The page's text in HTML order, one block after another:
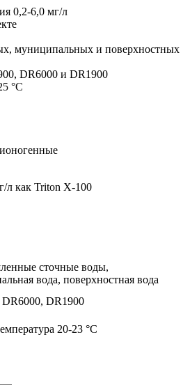
0,2-6,0 мг/л
муниципальных и поверхностных
DR6000 и DR1900
°C
л как Triton X-100
сточные воды,
вода, поверхностная вода
DR1900
20-23 °C